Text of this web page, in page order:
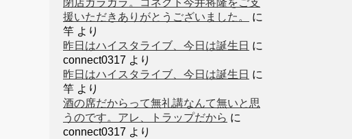
閉店ガラガラ。コネクト今井将隆をご支
援いただきありがとうございました。
に
竿 より
昨日はハイスタライブ、今日は誕生日 に
connect0317 より
昨日はハイスタライブ、今日は誕生日 に
竿 より
酒の席だからって無礼講なんて無いと思
うのです。アレ、トラップだから に
connect0317 より